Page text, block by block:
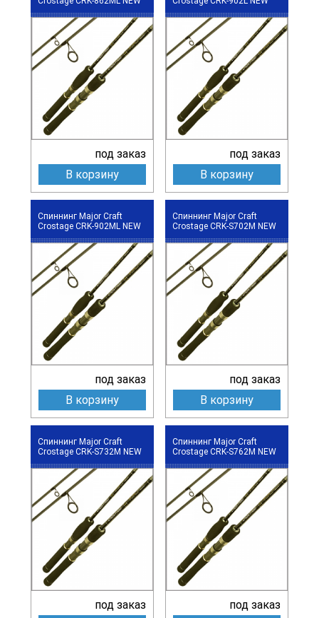
под заказ
В корзину
под заказ
В корзину
Спиннинг Major Craft
Crostage CRK-902ML NEW
под заказ
В корзину
Спиннинг Major Craft
Crostage CRK-S702M NEW
под заказ
В корзину
Спиннинг Major Craft
Crostage CRK-S732M NEW
под заказ
Спиннинг Major Craft
Crostage CRK-S762M NEW
под заказ